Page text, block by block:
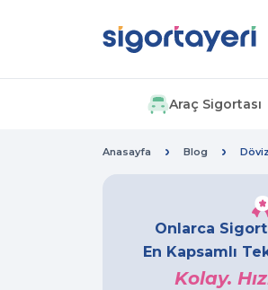
Araç Sigortası
Anasayfa Blog
Onlarca
En Kapsamlı
Kolay.